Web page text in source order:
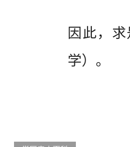
因此，
学）。